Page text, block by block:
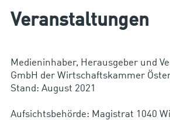
Veranstaltungen
Medieninhaber, Herausgeber und
GmbH der Wirtschaftskammer
Stand: August 2021
Aufsichtsbehörde: Magistrat 1040